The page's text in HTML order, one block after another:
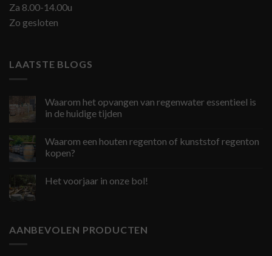
Za 8.00-14.00u
Zo gesloten
LAATSTE BLOGS
Waarom het opvangen van regenwater essentieel is
in de huidige tijden
Waarom een houten regenton of kunststof regenton
kopen?
Het voorjaar in onze bol!
AANBEVOLEN PRODUCTEN